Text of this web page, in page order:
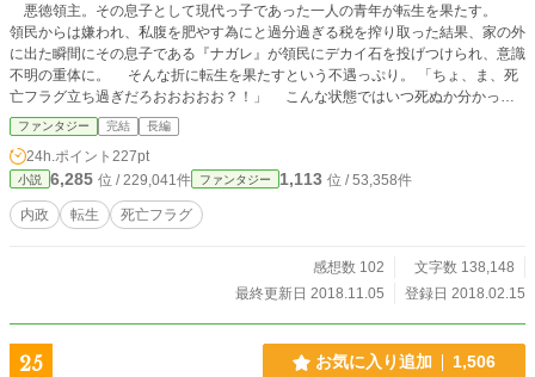
悪徳領主。その息子として現代っ子であった一人の青年が転生を果たす。
領民からは嫌われ、私腹を肥やす為にと過分過ぎる税を搾り取った結果、家の外
に出た瞬間にその息子である『ナガレ』が領民にデカイ石を投げつけられ、意識
不明の重体に。 そんな折に転生を果たすという不遇っぷり。 「ちょ、ま、死
亡フラグ立ち過ぎだろおおおおお？！」 こんな状態ではいつ死ぬか分かった
もんじゃない。 一刻も早い改善を……！と四苦八苦するも、転生前の人格か
らは末期過ぎる口調だけは受け継いでる始末。 これなんて無理ゲー？？
ファンタジー 完結 長編
24h.ポイント 227pt
小説 6,285 位 / 229,041件 ファンタジー 1,113 位 / 53,358件
内政 転生 死亡フラグ
感想数 102
文字数 138,148
最終更新日 2018.11.05
登録日 2018.02.15
25 お気に入り追加 1,506